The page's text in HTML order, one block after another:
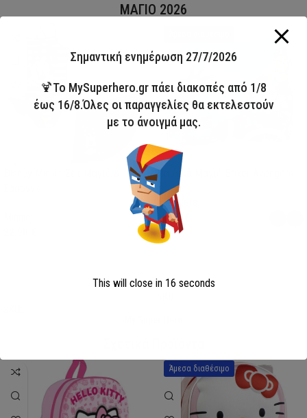
ΜΑΓΙΟ 2026
Παιδικό Μαγιό Boxer Avengers
Avengers
13,00
Άμεσα διαθέσιμο
Σημαντική ενημέρωση 27/7/2026
🍹Το MySuperhero.gr πάει διακοπές από 1/8
έως 16/8.Όλες οι παραγγελίες θα εκτελεστούν
με το άνοιγμά μας.
This will close in 16 seconds